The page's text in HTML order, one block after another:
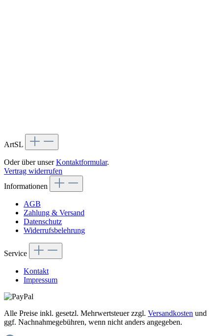
ArtSL
Oder über unserKontaktformular.
Vertrag widerrufen
Informationen
AGB
Zahlung & Versand
Datenschutz
Widerrufsbelehrung
Service
Kontakt
Impressum
Alle Preise inkl. gesetzl. Mehrwertsteuer zzgl. Versandkosten und
ggf. Nachnahmegebühren, wenn nicht anders angegeben.